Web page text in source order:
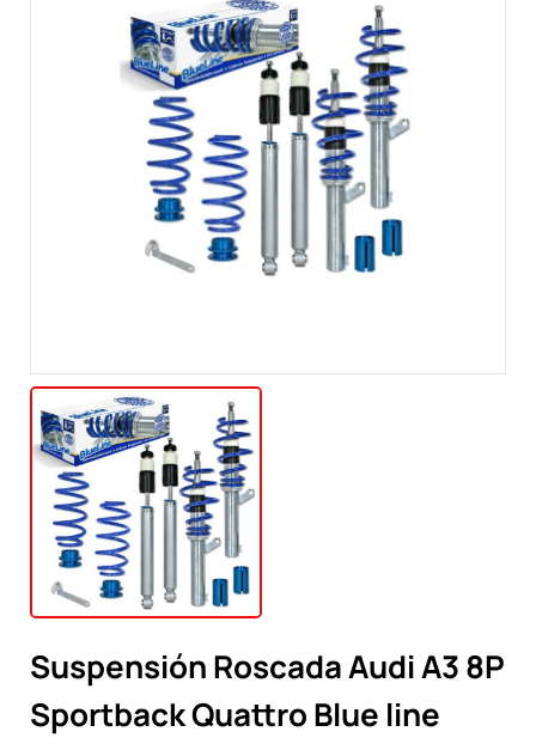
Suspensión Roscada Audi A3 8P
Sportback Quattro Blue line